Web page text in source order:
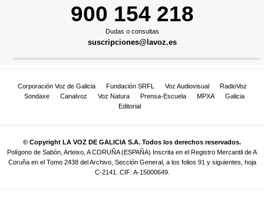
900 154 218
Dudas o consultas
suscripciones@lavoz.es
Corporación Voz de Galicia Fundación SRFL Voz Audiovisual
RadioVoz
Sondaxe
Canalvoz Voz Natura Prensa-Escuela MPXA
Galicia
Editorial
© Copyright LA VOZ DE GALICIA S.A. Todos los derechos reservados.
Polígono de Sabón, Arteixo, A CORUÑA (ESPAÑA) Inscrita en el Registro Mercantil de A
Coruña en el Tomo 2438 del Archivo, Sección General, a los folios 91 y siguientes, hoja
C-2141. CIF: A-15000649.